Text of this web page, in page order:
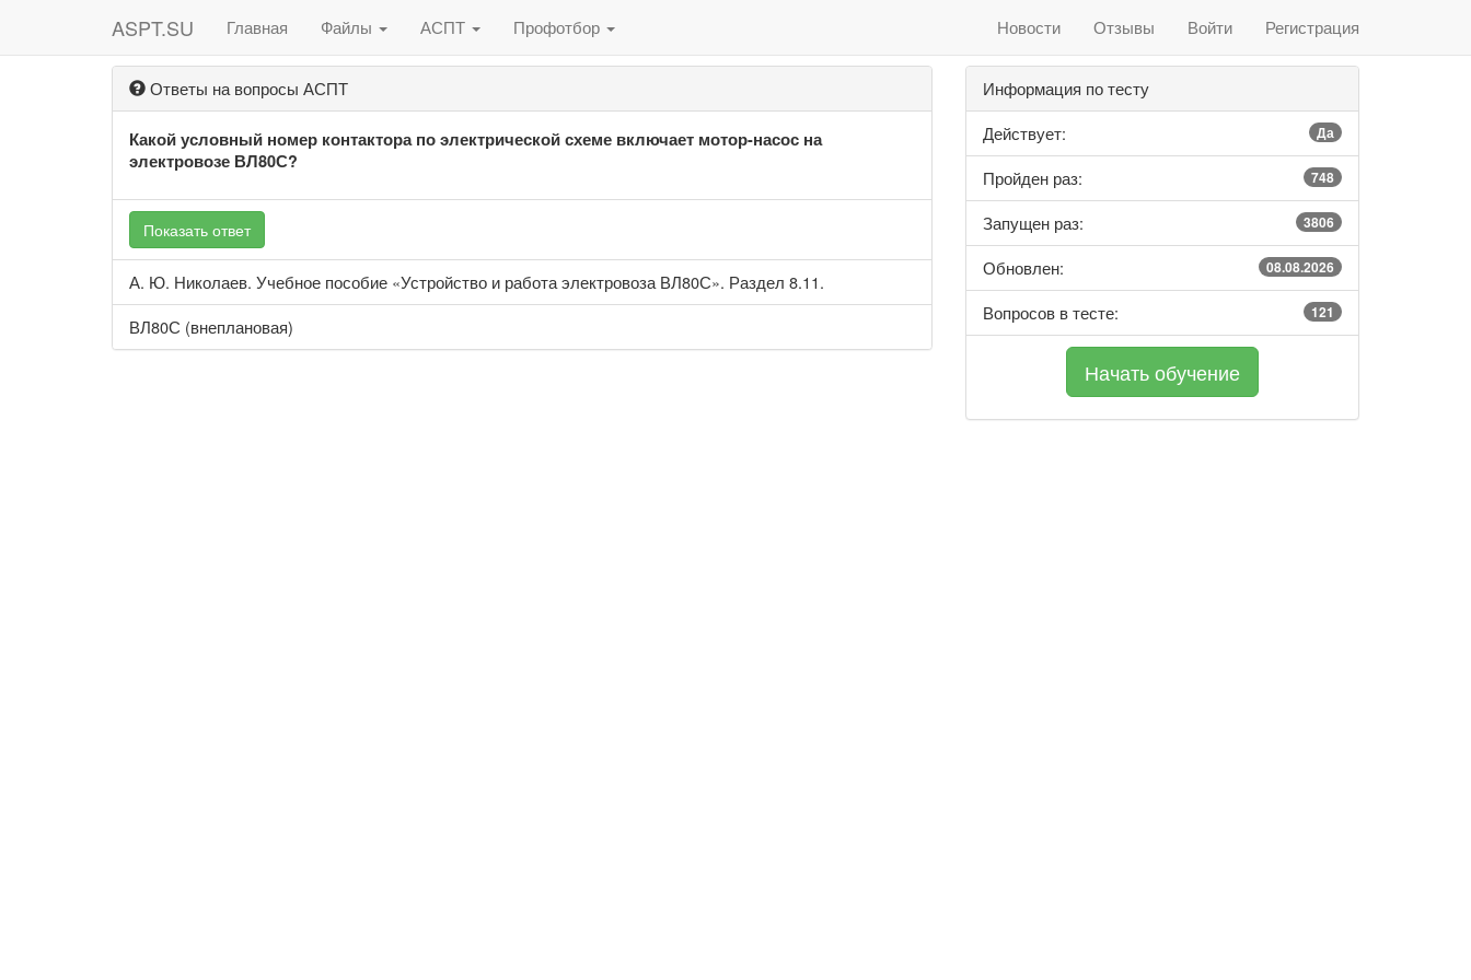
ASPT.SU Главная Файлы АСПТ Профотбор Новости Отзывы Войти Регистрация
Ответы на вопросы АСПТ
Какой условный номер контактора по электрической схеме включает мотор-насос на
электровозе ВЛ80С?
Показать ответ
А. Ю. Николаев. Учебное пособие «Устройство и работа электровоза ВЛ80С». Раздел 8.11.
ВЛ80С (внеплановая)
Информация по тесту
Действует:
Да
Пройден раз: 748
Запущен раз: 3806
Обновлен: 08.08.2026
Вопросов в тесте: 121